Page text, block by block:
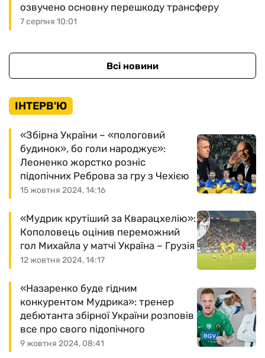
7 серпня 10:01
озвучено основну перешкоду трансферу
Всі новини
ІНТЕРВ'Ю
15 жовтня 2024, 14:16
«Збірна України – «пологовий
будинок», бо голи народжує»:
Леоненко жорстко розніс
підопічних Реброва за гру з Чехією
12 жовтня 2024, 14:17
«Мудрик крутіший за Кварацхелію»:
Кополовець оцінив переможний
гол Михайла у матчі Україна – Грузія
9 жовтня 2024, 08:41
«Назаренко буде гідним
конкурентом Мудрика»: тренер
дебютанта збірної України розповів
все про свого підопічного